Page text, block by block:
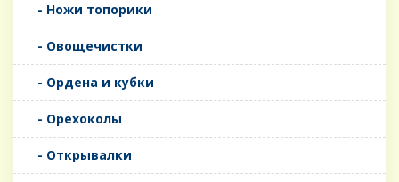
- Ножи топорики
- Овощечистки
- Ордена и кубки
- Орехоколы
- Открывалки